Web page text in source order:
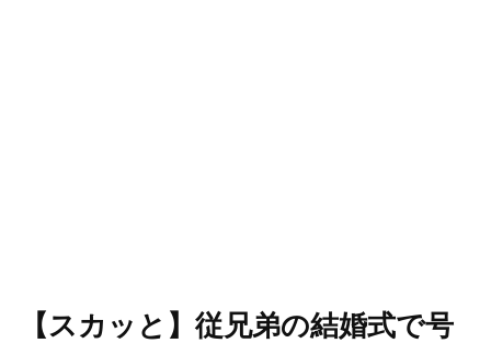
【スカッと】従兄弟の結婚式で号